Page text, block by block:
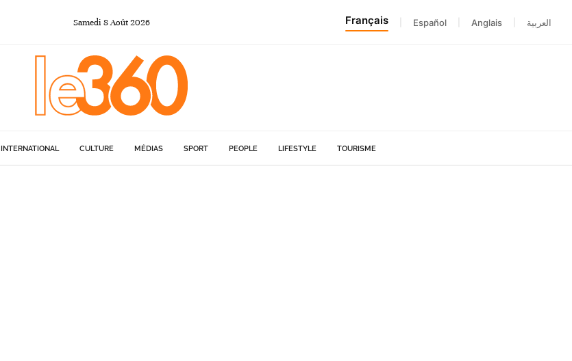
Samedi 8Août2026 Français Español Anglais العربية
INTERNATIONAL CULTURE MÉDIAS SPORT PEOPLE LIFESTYLE TOURISME